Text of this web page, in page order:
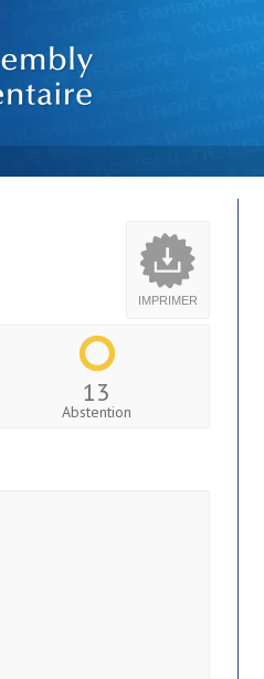
IMPRIMER
13
Abstention